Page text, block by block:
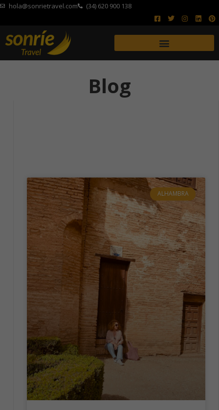
hola@sonrietravel.com (34) 620 900 138
Blog
ALHAMBRA